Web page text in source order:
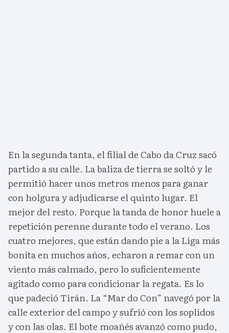
En la segunda tanta, el filial de Cabo da Cruz sacó
partido a su calle. La baliza de tierra se soltó y le
permitió hacer unos metros menos para ganar
con holgura y adjudicarse el quinto lugar. El
mejor del resto. Porque la tanda de honor huele a
repetición perenne durante todo el verano. Los
cuatro mejores, que están dando pie a la Liga más
bonita en muchos años, echaron a remar con un
viento más calmado, pero lo suficientemente
agitado como para condicionar la regata. Es lo
que padeció Tirán. La “Mar do Con” navegó por la
calle exterior del campo y sufrió con los soplidos
y con las olas. El bote moañés avanzó como pudo,